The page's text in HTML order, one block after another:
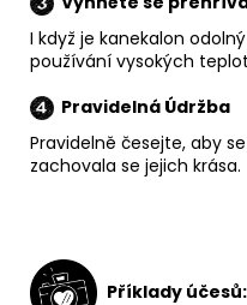
I když je kanekalon
používání vysokých
Pravidelná Údržba
Pravidelně česejte, aby
zachovala se jejich krása.
Příklady účesů: